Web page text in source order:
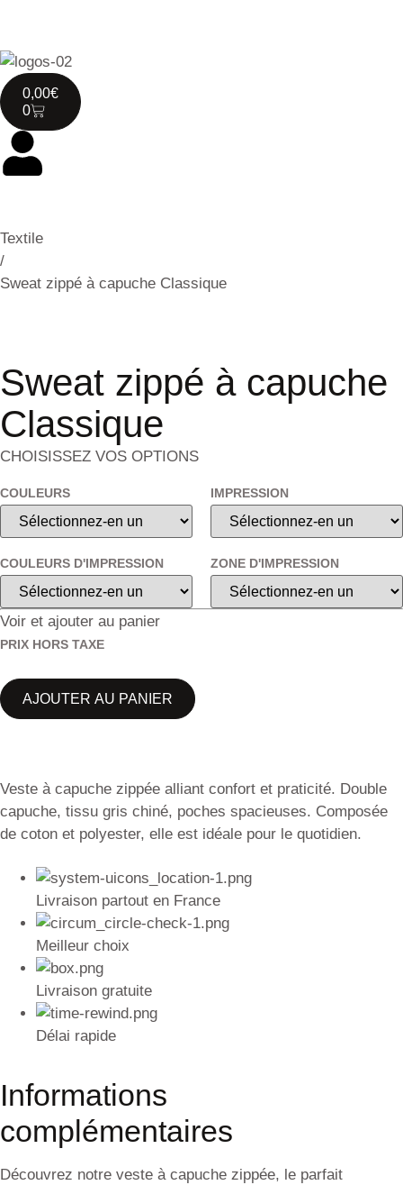
0,00€
0
Textile
/
Sweat zippé à capuche Classique
Sweat zippé à capuche
Classique
CHOISISSEZ VOS OPTIONS
COULEURS IMPRESSION
COULEURS D'IMPRESSION ZONE D'IMPRESSION
Voir et ajouter au panier
PRIX HORS TAXE
AJOUTER AU PANIER
Veste à capuche zippée alliant confort et praticité. Double
capuche, tissu gris chiné, poches spacieuses. Composée
de coton et polyester, elle est idéale pour le quotidien.
Livraison partout en France
Meilleur choix
Livraison gratuite
Délai rapide
Informations
complémentaires
Découvrez notre veste à capuche zippée, le parfait